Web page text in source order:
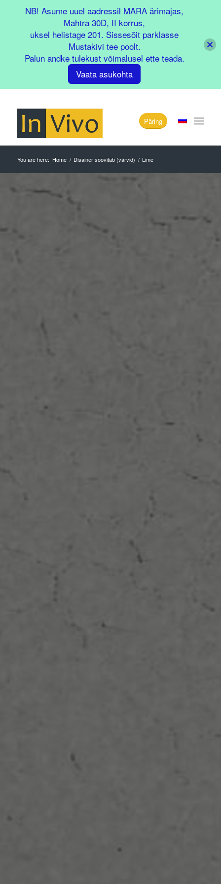
Päring
You are here: Home / Disainer soovitab (värvid) / Lime
NB! Asume uuel aadressil MARA ärimajas,
Mahtra 30D, II korrus,
uksel helistage 201. Sissesõit parklasse
Mustakivi tee poolt.
Palun andke tulekust võimalusel ette teada.
Vaata asukohta